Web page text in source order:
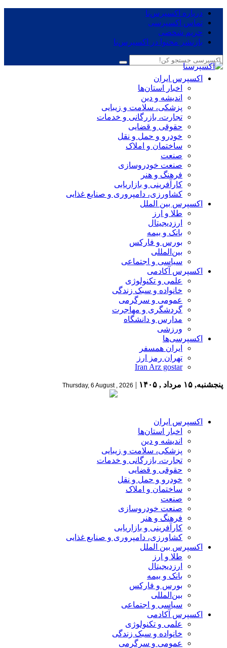
درباره اکسپرس‌نا
تماس اکسپرسی
حریم شخصی
بازنشر محتوا در اکسپرس‌نا
اکسپرس ایران
اخبار استان‌ها
اندیشه و دین
پزشکی، سلامت و زیبایی
تجارت، بازرگانی و خدمات
حقوقی و قضایی
خودرو و حمل و نقل
ساختمان و املاک
صنعت
صنعت خودروسازی
فرهنگ و هنر
کارآفرینی و بازاریابی
کشاورزی، دامپروری و صنایع غذایی
اکسپرس بین الملل
طلا و ارز
ارزدیجیتال
بانک و بیمه
بورس و فارکس
بین‌المللی
سیاسی و اجتماعی
اکسپرس آکادمی
علمی و تکنولوژی
خانواده و سبک زندگی
عمومی و سرگرمی
گردشگری و مهاجرت
مدارس و دانشگاه
ورزشی
اکسپرسی‌ها
ایران همسفر
تهران رمز ارز
Iran Arz gostar
پنجشنبه, ۱۵ مرداد , ۱۴۰۵ |
Thursday, 6 August , 2026
اکسپرس ایران
اخبار استان‌ها
اندیشه و دین
پزشکی، سلامت و زیبایی
تجارت، بازرگانی و خدمات
حقوقی و قضایی
خودرو و حمل و نقل
ساختمان و املاک
صنعت
صنعت خودروسازی
فرهنگ و هنر
کارآفرینی و بازاریابی
کشاورزی، دامپروری و صنایع غذایی
اکسپرس بین الملل
طلا و ارز
ارزدیجیتال
بانک و بیمه
بورس و فارکس
بین‌المللی
سیاسی و اجتماعی
اکسپرس آکادمی
علمی و تکنولوژی
خانواده و سبک زندگی
عمومی و سرگرمی